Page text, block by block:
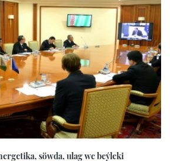
söwda, ulag we beýleki